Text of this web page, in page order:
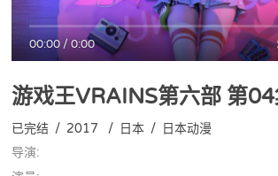
00:00/0:00
游戏王VRAINS第六部 第
已完结 / 2017 / 日本 / 日本动漫
导演: